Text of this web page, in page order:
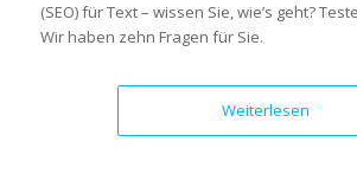
(SEO) für Text – wissen Sie, wie’s geht?
Wir haben zehn Fragen für Sie.
Weiterlesen